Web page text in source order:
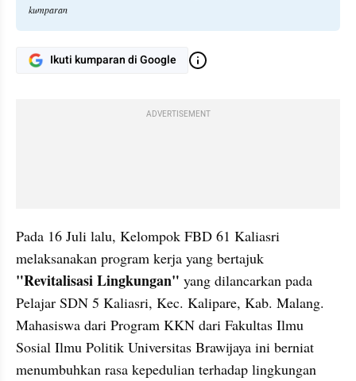
kumparan
Ikuti kumparan di Google
ADVERTISEMENT
Pada 16 Juli lalu, Kelompok FBD 61 Kaliasri
"Revitalisasi Lingkungan" yang dilancarkan pada
Pelajar SDN 5 Kaliasri, Kec. Kalipare, Kab. Malang.
Mahasiswa dari Program KKN dari Fakultas Ilmu
Sosial Ilmu Politik Universitas Brawijaya ini berniat
menumbuhkan rasa kepedulian terhadap lingkungan